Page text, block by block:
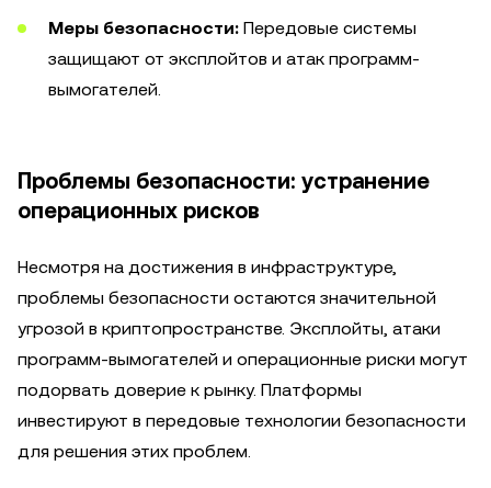
Меры безопасности: Передовые системы
защищают от эксплойтов и атак программ-
вымогателей.
Проблемы безопасности: устранение
операционных рисков
Несмотря на достижения в инфраструктуре,
проблемы безопасности остаются значительной
угрозой в криптопространстве. Эксплойты, атаки
программ-вымогателей и операционные риски могут
подорвать доверие к рынку. Платформы
инвестируют в передовые технологии безопасности
для решения этих проблем.